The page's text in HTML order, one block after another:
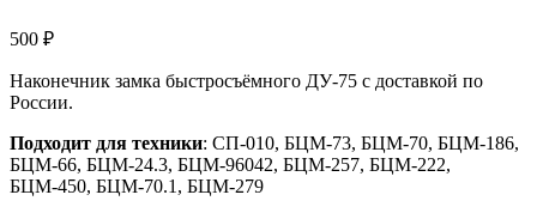
500 ₽
Наконечник замка быстросъёмного ДУ-75 с доставкой по
России.
Подходит для техники: СП-010, БЦМ-73, БЦМ-70, БЦМ-186,
БЦМ-66, БЦМ-24.3, БЦМ-96042, БЦМ-257, БЦМ-222,
БЦМ-450, БЦМ-70.1, БЦМ-279